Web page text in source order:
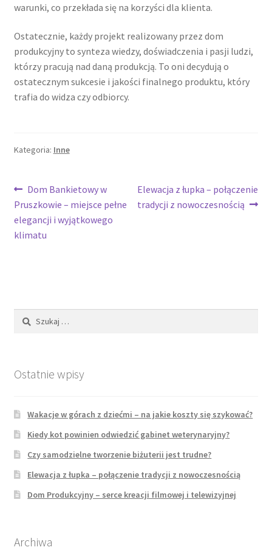
warunki, co przekłada się na korzyści dla klienta.
Ostatecznie, każdy projekt realizowany przez dom
produkcyjny to synteza wiedzy, doświadczenia i pasji ludzi,
którzy pracują nad daną produkcją. To oni decydują o
ostatecznym sukcesie i jakości finalnego produktu, który
trafia do widza czy odbiorcy.
Kategoria: Inne
Nawigacja
wpisu
Poprzedni
wpis:
Dom Bankietowy w
Pruszkowie – miejsce pełne
elegancji i wyjątkowego
klimatu
Następny
wpis:
Elewacja z łupka – połączenie
tradycji z nowoczesnością
Szukaj:
Ostatnie wpisy
Wakacje w górach z dziećmi – na jakie koszty się szykować?
Kiedy kot powinien odwiedzić gabinet weterynaryjny?
Czy samodzielne tworzenie biżuterii jest trudne?
Elewacja z łupka – połączenie tradycji z nowoczesnością
Dom Produkcyjny – serce kreacji filmowej i telewizyjnej
Archiwa